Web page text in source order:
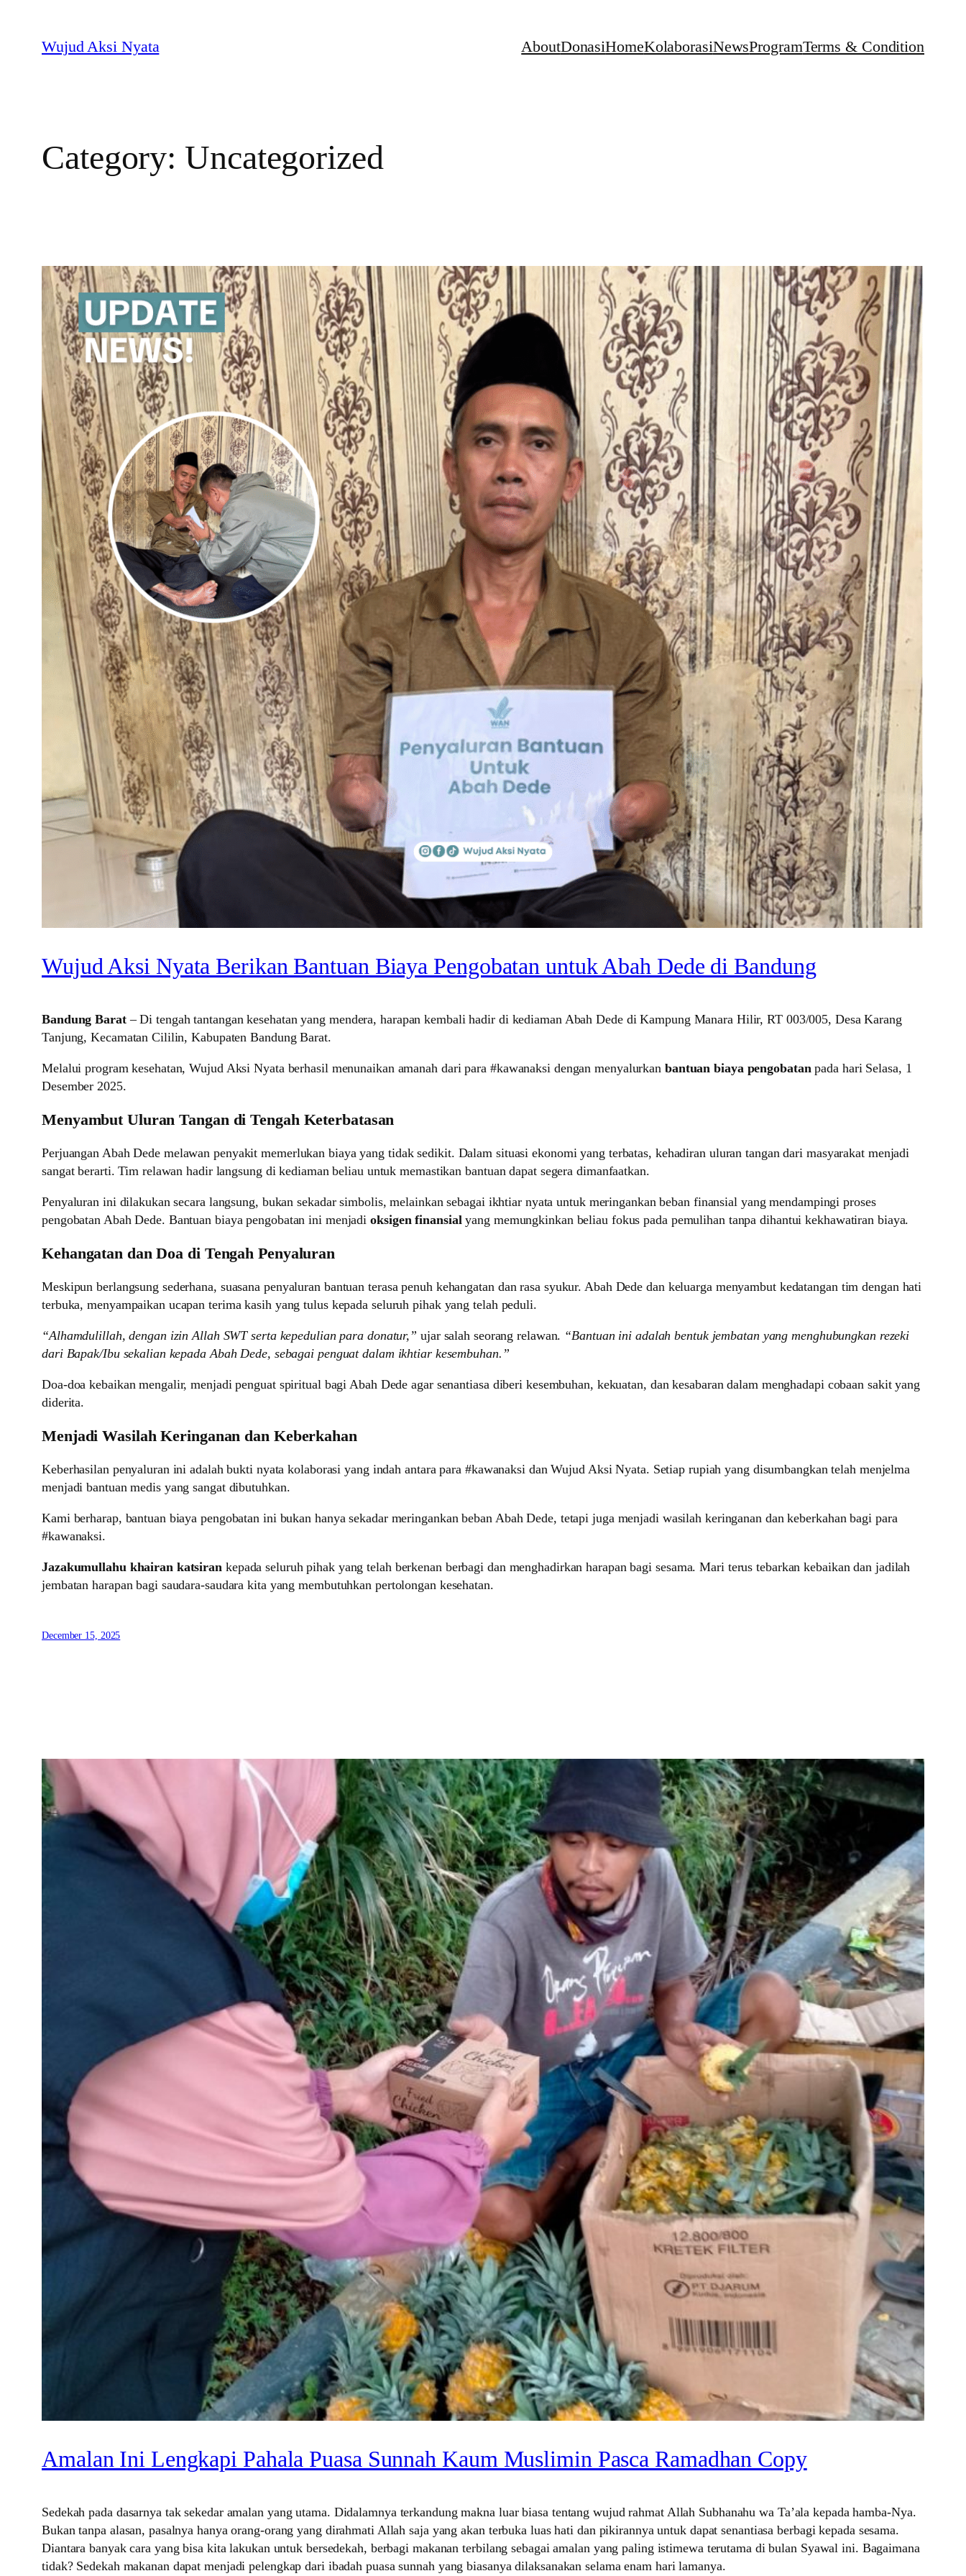
content
Wujud Aksi Nyata AboutDonasiHomeKolaborasiNewsProgramTerms & Condition
Category: Uncategorized
Wujud Aksi Nyata Berikan Bantuan Biaya Pengobatan untuk Abah Dede di Bandung
Bandung Barat– Di tengah tantangan kesehatan yang mendera, harapan kembali hadir di kediaman Abah Dede di Kampung Manara Hilir, RT 003/005, Desa Karang
Tanjung, Kecamatan Cililin, Kabupaten Bandung Barat.
Melalui program kesehatan, Wujud Aksi Nyata berhasil menunaikan amanah dari para #kawanaksi dengan menyalurkan bantuan biaya pengobatanpada hari Selasa, 1
Desember 2025.
Menyambut Uluran Tangan di Tengah Keterbatasan
Perjuangan Abah Dede melawan penyakit memerlukan biaya yang tidak sedikit. Dalam situasi ekonomi yang terbatas, kehadiran uluran tangan dari masyarakat menjadi
sangat berarti. Tim relawan hadir langsung di kediaman beliau untuk memastikan bantuan dapat segera dimanfaatkan.
Penyaluran ini dilakukan secara langsung, bukan sekadar simbolis, melainkan sebagai ikhtiar nyata untuk meringankan beban finansial yang mendampingi proses
pengobatan Abah Dede. Bantuan biaya pengobatan ini menjadioksigen finansialyang memungkinkan beliau fokus pada pemulihan tanpa dihantui kekhawatiran biaya.
Kehangatan dan Doa di Tengah Penyaluran
Meskipun berlangsung sederhana, suasana penyaluran bantuan terasa penuh kehangatan dan rasa syukur. Abah Dede dan keluarga menyambut kedatangan tim dengan hati
terbuka, menyampaikan ucapan terima kasih yang tulus kepada seluruh pihak yang telah peduli.
“Alhamdulillah, dengan izin Allah SWT serta kepedulian para donatur,” ujar salah seorang relawan. “Bantuan ini adalah bentuk jembatan yang menghubungkan rezeki
dari Bapak/Ibu sekalian kepada Abah Dede, sebagai penguat dalam ikhtiar kesembuhan.”
Doa-doa kebaikan mengalir, menjadi penguat spiritual bagi Abah Dede agar senantiasa diberi kesembuhan, kekuatan, dan kesabaran dalam menghadapi cobaan sakit yang
diderita.
Menjadi Wasilah Keringanan dan Keberkahan
Keberhasilan penyaluran ini adalah bukti nyata kolaborasi yang indah antara para #kawanaksi dan Wujud Aksi Nyata. Setiap rupiah yang disumbangkan telah menjelma
menjadi bantuan medis yang sangat dibutuhkan.
Kami berharap, bantuan biaya pengobatan ini bukan hanya sekadar meringankan beban Abah Dede, tetapi juga menjadi wasilah keringanan dan keberkahan bagi para
#kawanaksi.
Jazakumullahu khairan katsiran kepada seluruh pihak yang telah berkenan berbagi dan menghadirkan harapan bagi sesama. Mari terus tebarkan kebaikan dan jadilah
jembatan harapan bagi saudara-saudara kita yang membutuhkan pertolongan kesehatan.
December 15, 2025
Amalan Ini Lengkapi Pahala Puasa Sunnah Kaum Muslimin Pasca Ramadhan Copy
Sedekah pada dasarnya tak sekedar amalan yang utama. Didalamnya terkandung makna luar biasa tentang wujud rahmat Allah Subhanahu wa Ta’ala kepada hamba-Nya.
Bukan tanpa alasan, pasalnya hanya orang-orang yang dirahmati Allah saja yang akan terbuka luas hati dan pikirannya untuk dapat senantiasa berbagi kepada sesama.
Diantara banyak cara yang bisa kita lakukan untuk bersedekah, berbagi makanan terbilang sebagai amalan yang paling istimewa terutama di bulan Syawal ini. Bagaimana
tidak? Sedekah makanan dapat menjadi pelengkap dari ibadah puasa sunnah yang biasanya dilaksanakan selama enam hari lamanya.